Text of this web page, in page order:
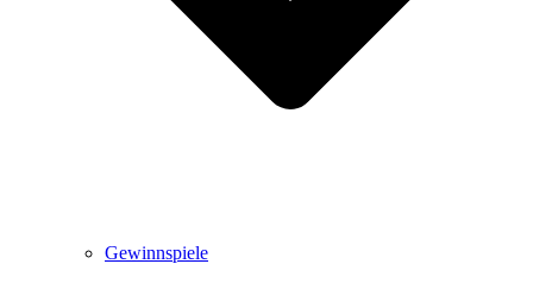
Gewinnspiele